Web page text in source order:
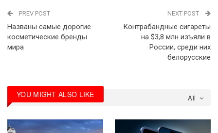
PREV POST
Названы самые дорогие
косметические бренды
мира
NEXT POST
Контрабандные сигареты
на $3,8 млн изъяли в
России, среди них
белорусские
All
YOU MIGHT ALSO LIKE